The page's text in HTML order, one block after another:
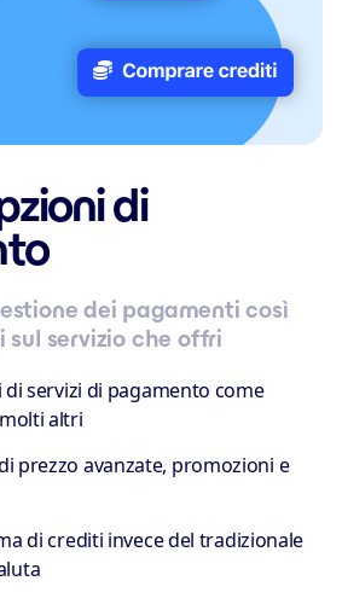
di
dei pagamenti così
servizio che offri
servizi di pagamento come
altri
prezzo avanzate, promozioni e
di crediti invece del tradizionale